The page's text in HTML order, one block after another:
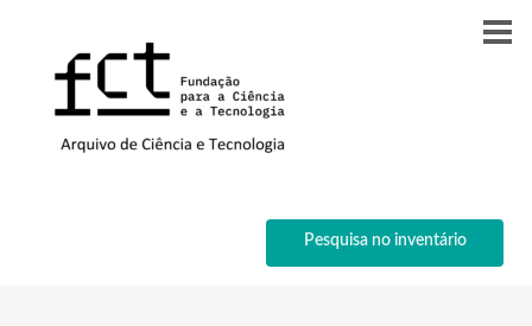
Pesquisa no inventário